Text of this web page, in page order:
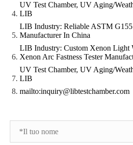
UV Test Chamber, UV Aging/
LIB
LIB Industry: Reliable ASTM G155
Manufacturer In China
LIB Industry: Custom Xenon Light
Xenon Arc Fastness Tester
UV Test Chamber, UV Aging/
LIB
mailto:inquiry@libtestchamber.com